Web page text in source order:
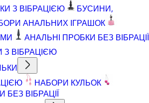
З ВІБРАЦІЄЮ
БУСИНИ,
АНАЛЬНИХ ІГРАШОК
АНАЛЬНІ ПРОБКИ БЕЗ ВІБРАЦІЇ
ВІБРАЦІЄЮ
НАБОРИ КУЛЬОК
БЕЗ ВІБРАЦІЇ